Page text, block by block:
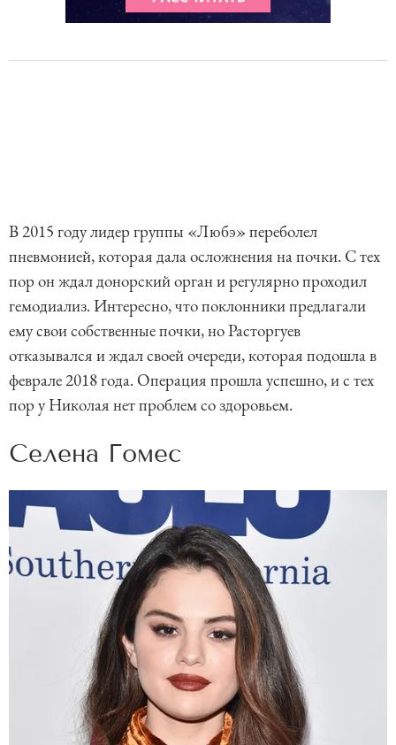
В 2015 году лидер группы «Любэ» переболел
пневмонией, которая дала осложнения на почки. С тех
пор он ждал донорский орган и регулярно проходил
гемодиализ. Интересно, что поклонники предлагали
ему свои собственные почки, но Расторгуев
отказывался и ждал своей очереди, которая подошла в
феврале 2018 года. Операция прошла успешно, и с тех
пор у Николая нет проблем со здоровьем.
Селена Гомес